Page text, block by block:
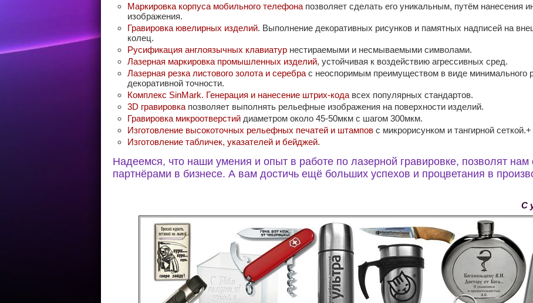
Маркировка корпуса мобильного телефона позволяет сделать его уникальным, путём нанесения
изображения.
Гравировка ювелирных изделий. Выполнение декоративных рисунков и памятных надписей на
колец.
Русификация англоязычных клавиатур нестираемыми и несмываемыми символами.
Лазерная маркировка промышленных изделий, устойчивая к воздействию агрессивных сред.
Лазерная резка листового золота и серебра с неоспоримым преимуществом в виде минимального
декоративной точности.
Комплекс SinMark. Генерация и нанесение штрих-кода всех популярных стандартов.
3D гравировка позволяет выполнять рельефные изображения на поверхности изделий.
Гравировка микроотверстий диаметром около 45-50мкм с шагом 300мкм.
Изготовление высокоточных рельефных печатей и штампов с микрорисунком и тангирной сеткой.+
Изготовление табличек, указателей и бейджей.
Надеемся, что наши умения и опыт в работе по лазерной гравировке, позволят
партнёрами в бизнесе. А вам достичь ещё больших успехов и процветания в
С уважением,